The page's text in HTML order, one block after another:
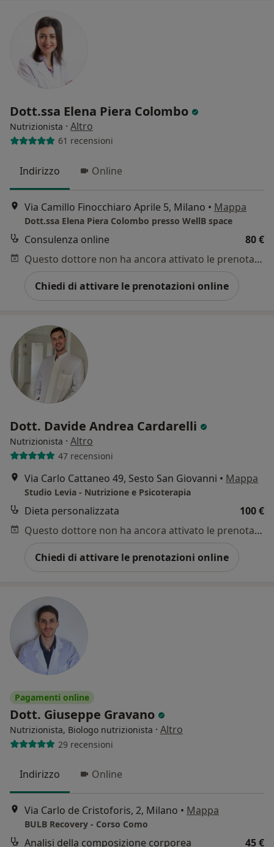
Dott.ssa Elena Piera Colombo
Nutrizionista · Altro
61 recensioni
Indirizzo Online
Via Camillo Finocchiaro Aprile 5, Milano • Mappa
Dott.ssa Elena Piera Colombo presso WellB space
Consulenza online
80 €
Questo dottore non ha ancora attivato le prenotazioni online presso questo indirizzo.
Chiedi di attivare le prenotazioni online
Dott. Davide Andrea Cardarelli
Nutrizionista · Altro
47 recensioni
Via Carlo Cattaneo 49, Sesto San Giovanni • Mappa
Studio Levia - Nutrizione e Psicoterapia
Dieta personalizzata
100 €
Questo dottore non ha ancora attivato le prenotazioni online presso questo indirizzo.
Chiedi di attivare le prenotazioni online
Pagamenti online
Dott. Giuseppe Gravano
Nutrizionista, Biologo nutrizionista · Altro
29 recensioni
Indirizzo Online
Via Carlo de Cristoforis, 2, Milano • Mappa
BULB Recovery - Corso Como
Analisi della composizione corporea 45 €